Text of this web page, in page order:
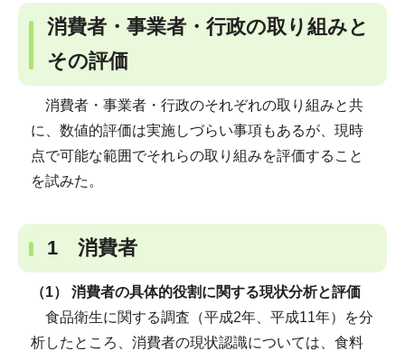
消費者・事業者・行政の取り組みと
その評価
消費者・事業者・行政のそれぞれの取り組みと共
に、数値的評価は実施しづらい事項もあるが、現時
点で可能な範囲でそれらの取り組みを評価すること
を試みた。
1 消費者
（1） 消費者の具体的役割に関する現状分析と評価
食品衛生に関する調査（平成2年、平成11年）を分
析したところ、消費者の現状認識については、食料